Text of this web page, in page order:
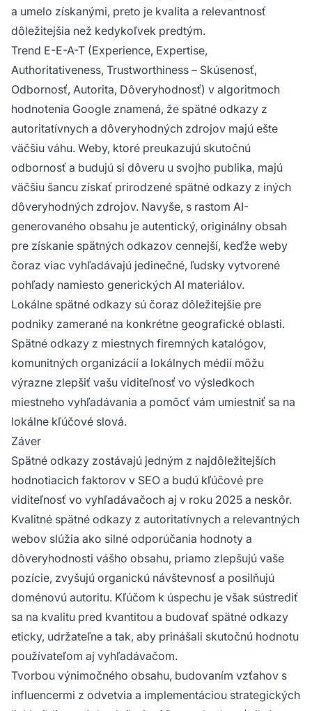
a umelo získanými, preto je kvalita a relevantnosť
dôležitejšia než kedykoľvek predtým.
Trend E-E-A-T (Experience, Expertise,
Authoritativeness, Trustworthiness – Skúsenosť,
Odbornosť, Autorita, Dôveryhodnosť) v algoritmoch
hodnotenia Google znamená, že spätné odkazy z
autoritatívnych a dôveryhodných zdrojov majú ešte
väčšiu váhu. Weby, ktoré preukazujú skutočnú
odbornosť a budujú si dôveru u svojho publika, majú
väčšiu šancu získať prirodzené spätné odkazy z iných
dôveryhodných zdrojov. Navyše, s rastom AI-
generovaného obsahu je autentický, originálny obsah
pre získanie spätných odkazov cennejší, keďže weby
čoraz viac vyhľadávajú jedinečné, ľudsky vytvorené
pohľady namiesto generických AI materiálov.
Lokálne spätné odkazy sú čoraz dôležitejšie pre
podniky zamerané na konkrétne geografické oblasti.
Spätné odkazy z miestnych firemných katalógov,
komunitných organizácií a lokálnych médií môžu
výrazne zlepšiť vašu viditeľnosť vo výsledkoch
miestneho vyhľadávania a pomôcť vám umiestniť sa na
lokálne kľúčové slová.
Záver
Spätné odkazy zostávajú jedným z najdôležitejších
hodnotiacich faktorov v SEO a budú kľúčové pre
viditeľnosť vo vyhľadávačoch aj v roku 2025 a neskôr.
Kvalitné spätné odkazy z autoritatívnych a relevantných
webov slúžia ako silné odporúčania hodnoty a
dôveryhodnosti vášho obsahu, priamo zlepšujú vaše
pozície, zvyšujú organickú návštevnosť a posilňujú
doménovú autoritu. Kľúčom k úspechu je však sústrediť
sa na kvalitu pred kvantitou a budovať spätné odkazy
eticky, udržateľne a tak, aby prinášali skutočnú hodnotu
používateľom aj vyhľadávačom.
Tvorbou výnimočného obsahu, budovaním vzťahov s
influencermi z odvetvia a implementáciou strategických